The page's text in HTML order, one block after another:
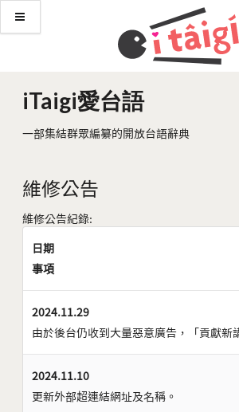
iTaigi愛台語
一部集結群眾編纂的開放台語辭典
維修公告
維修公告紀錄:
日期
事項
2024.11.29
由於後台仍收到大量惡意廣告，「貢獻新
2024.11.10
更新外部超連結網址及名稱。